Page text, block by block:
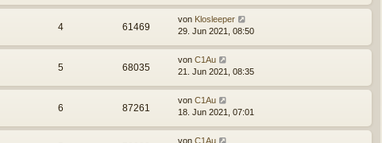
4 61469
von Klosleeper
29. Jun 2021, 08:50
5 68035
von C1Au
21. Jun 2021, 08:35
6 87261
von C1Au
18. Jun 2021, 07:01
von C1Au